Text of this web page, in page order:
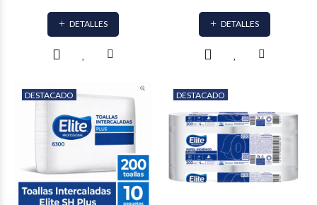
DETALLES DETALLES
DESTACADO DESTACADO